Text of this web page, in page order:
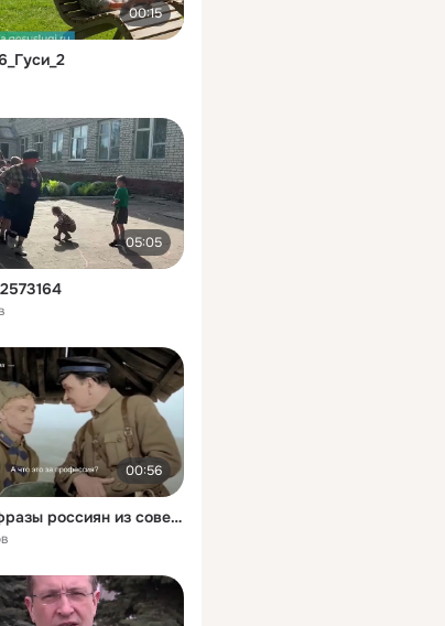
00:15
05:05
00:56
Любимые фразы россиян из советских военных фильмов